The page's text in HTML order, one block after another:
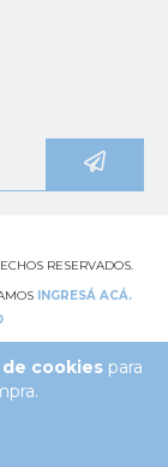
cookiespara
RESERVADOS.
INGRESÁ ACÁ.